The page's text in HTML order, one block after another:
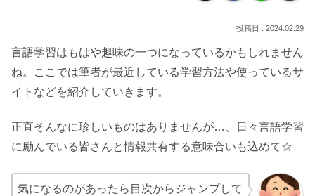
2024.02.29
言語学習はもはや趣味の一つになっているかもしれません
ね。ここでは筆者が最近している学習方法や使っているサ
イトなどを紹介していきます。
正直そんなに珍しいものはありませんが…、日々言語学習
に励んでいる皆さんと情報共有する意味合いも込めて☆
気になるのがあったら目次からジャンプして